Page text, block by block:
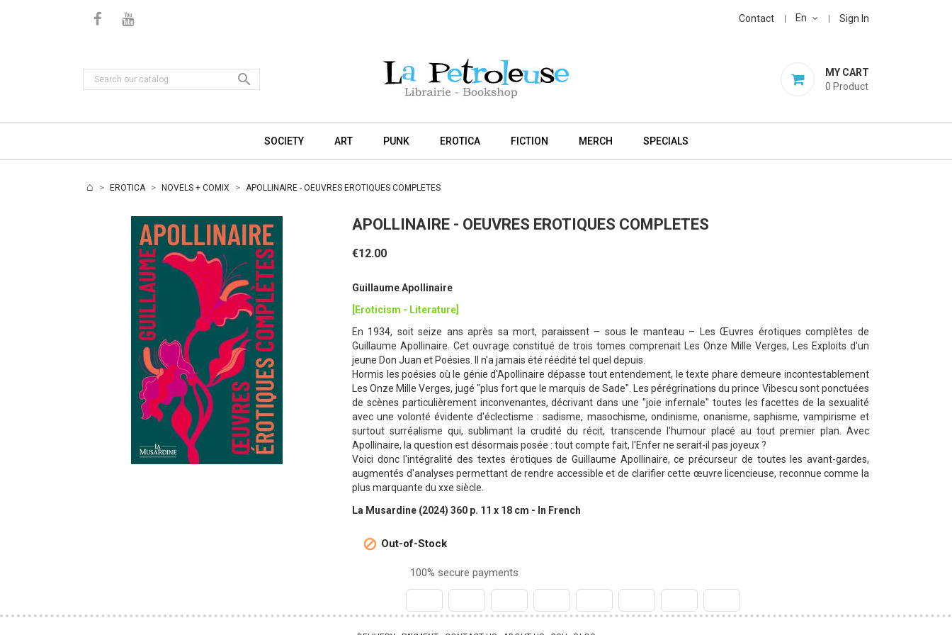
Contact En Sign In
MY CART
0 Product

SOCIETY ART PUNK EROTICA FICTION MERCH SPECIALS
EROTICA NOVELS + COMIX APOLLINAIRE - OEUVRES EROTIQUES COMPLETES
APOLLINAIRE - OEUVRES EROTIQUES COMPLETES
€12.00
Guillaume Apollinaire
[Eroticism - Literature]
En 1934, soit seize ans après sa mort, paraissent – sous le manteau – Les Œuvres érotiques complètes de
Guillaume Apollinaire. Cet ouvrage constitué de trois tomes comprenait Les Onze Mille Verges, Les Exploits d'un
jeune Don Juan et Poésies. Il n'a jamais été réédité tel quel depuis.
Hormis les poésies où le génie d'Apollinaire dépasse tout entendement, le texte phare demeure incontestablement
Les Onze Mille Verges, jugé "plus fort que le marquis de Sade". Les pérégrinations du prince Vibescu sont ponctuées
de scènes particulièrement inconvenantes, décrivant dans une "joie infernale" toutes les facettes de la sexualité
avec une volonté évidente d'éclectisme : sadisme, masochisme, ondinisme, onanisme, saphisme, vampirisme et
surtout surréalisme qui, sublimant la crudité du récit, transcende l'humour placé au tout premier plan. Avec
Apollinaire, la question est désormais posée : tout compte fait, l'Enfer ne serait-il pas joyeux ?
Voici donc l'intégralité des textes érotiques de Guillaume Apollinaire, ce précurseur de toutes les avant-gardes,
augmentés d'analyses permettant de rendre accessible et de clarifier cette œuvre licencieuse, reconnue comme la
plus marquante du xxe siècle.
La Musardine (2024) 360 p. 11 x 18 cm - In French
 Out-of-Stock
100% secure payments